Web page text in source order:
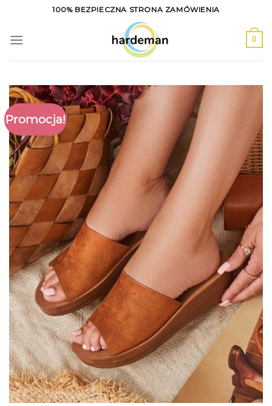
content
100% BEZPIECZNA STRONA ZAMÓWIENIA
0
Promocja!